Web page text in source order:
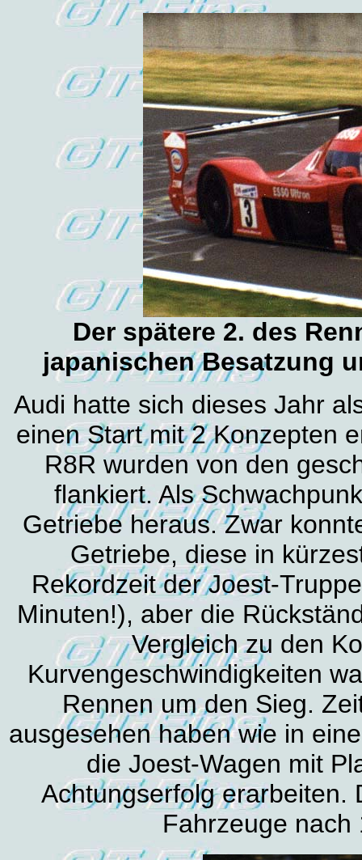
Der spätere 2. des
japanischen Besatzung
Audi hatte sich dieses Jahr
einen Start mit 2 Konzepten
R8R wurden von den
flankiert. Als
Getriebe heraus. Zwar
Getriebe, diese in
Rekordzeit der Joest-
Minuten!), aber die
Vergleich zu den
Kurvengeschwindigkeiten
Rennen um den Sieg.
ausgesehen haben wie in
die Joest-Wagen mit
Achtungserfolg erarbeiten.
Fahrzeuge nach